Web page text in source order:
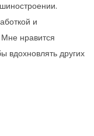
и
нравится
вдохновлять других